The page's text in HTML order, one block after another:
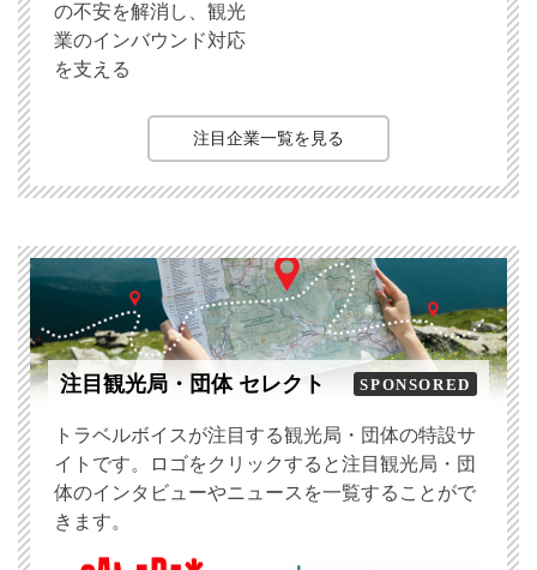
の不安を解消し、観光
業のインバウンド対応
を支える
注目企業一覧を見る
注目観光局・団体 セレクト SPONSORED
トラベルボイスが注目する観光局・団体の特設サ
イトです。ロゴをクリックすると注目観光局・団
体のインタビューやニュースを一覧することがで
きます。